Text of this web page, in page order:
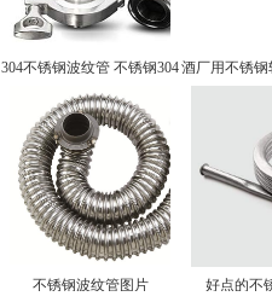
304不锈钢波纹管 不锈钢304
波纹管
酒厂用不锈
不锈钢波纹管图片 好点的不